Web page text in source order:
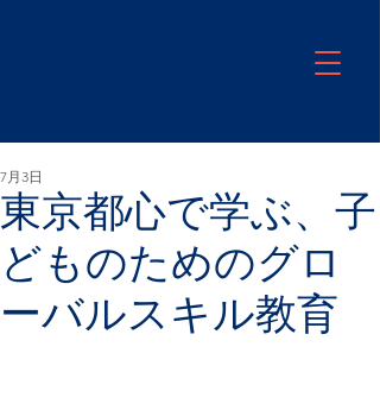
東京都心で学ぶ、子
どものためのグロ
ーバルスキル教育
7月3日